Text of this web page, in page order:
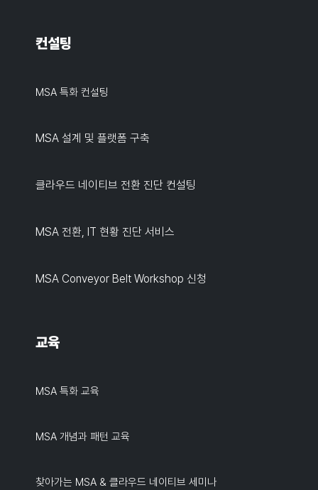
컨설팅
MSA 특화 컨설팅
MSA 설계 및 플랫폼 구축
클라우드 네이티브 전환 진단 컨설팅
MSA 전환, IT 현황 진단 서비스
MSA Conveyor Belt Workshop 신청
교육
MSA 특화 교육
MSA 개념과 패턴 교육
찾아가는 MSA & 클라우드 네이티브 세미나